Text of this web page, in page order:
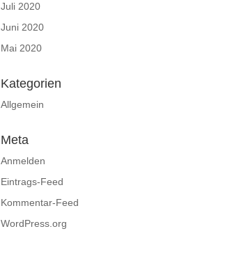
Juli 2020
Juni 2020
Mai 2020
Kategorien
Allgemein
Meta
Anmelden
Eintrags-Feed
Kommentar-Feed
WordPress.org